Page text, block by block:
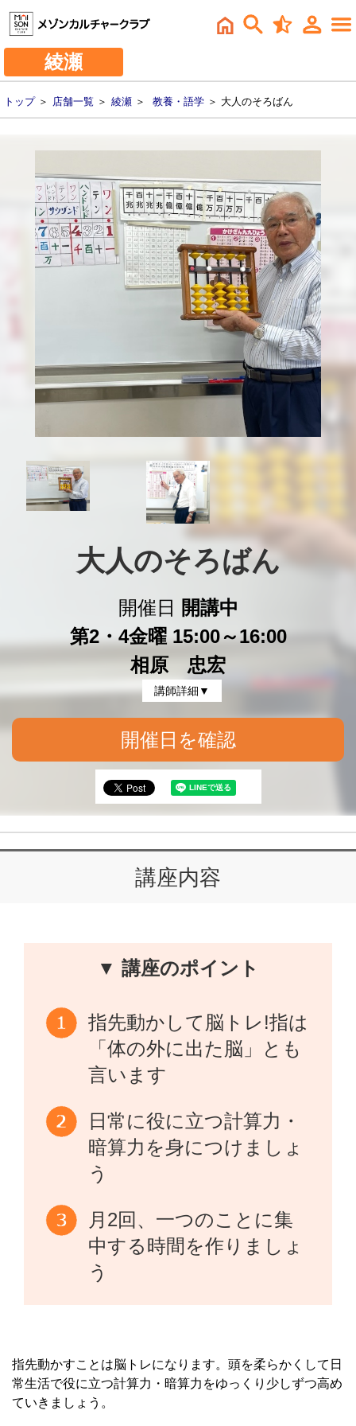
綾瀬
トップ＞ 店舗一覧 ＞ 綾瀬 ＞ 教養・語学 ＞ 大人のそろばん
大人のそろばん
開催日
開講中
第2・4金曜 15:00～16:00
相原 忠宏
講師詳細▼
開催日を確認
講座内容
▼ 講座のポイント
指先動かして脳トレ!指は
「体の外に出た脳」とも
言います
日常に役に立つ計算力・
暗算力を身につけましょ
う
月2回、一つのことに集
中する時間を作りましょ
う
指先動かすことは脳トレになります。頭を柔らかくして日
常生活で役に立つ計算力・暗算力をゆっくり少しずつ高め
ていきましょう。